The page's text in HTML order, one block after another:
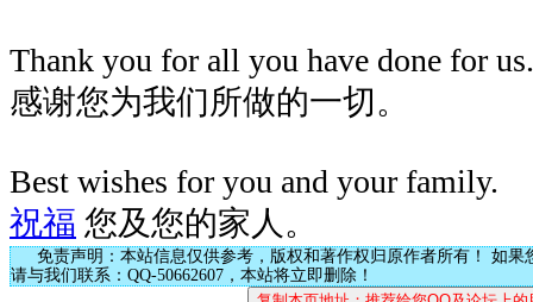
Thank you for all you have done for us.
感谢您为我们所做的一切。
Best wishes for you and your family.
祝福 您及您的家人。
免责声明：本站信息仅供参考，版权和著作权归原作者所有！ 如果
请与我们联系：QQ-50662607，本站将立即删除！